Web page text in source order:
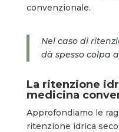
convenzionale.
Nel caso di
dà spesso colpa
La ritenzione
medicina
Approfondiamo le
ritenzione idrica